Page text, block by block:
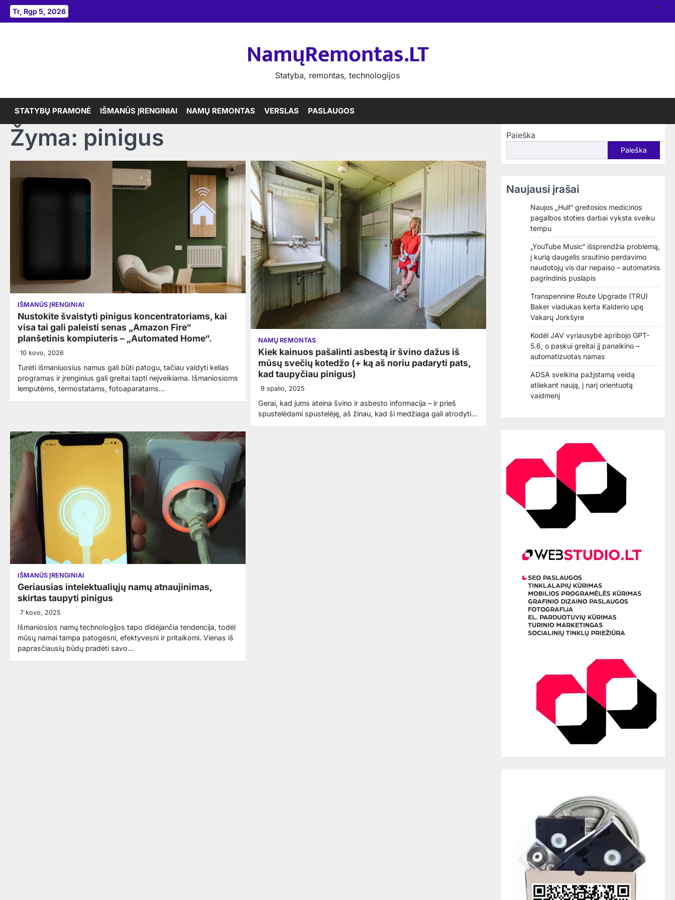
Skip
Tr, Rgp 5, 2026
NamųRemontas.LT
Statyba, remontas, technologijos
STATYBŲ PRAMONĖ IŠMANŪS ĮRENGINIAI NAMŲ REMONTAS VERSLAS PASLAUGOS
Žyma: pinigus
IŠMANŪS ĮRENGINIAI
Nustokite švaistyti pinigus koncentratoriams, kai
visa tai gali paleisti senas „Amazon Fire“
planšetinis kompiuteris – „Automated Home“.
10 kovo, 2026
Turėti išmaniuosius namus gali būti patogu, tačiau valdyti kelias
programas ir įrenginius gali greitai tapti neįveikiama. Išmaniosioms
lemputėms, termostatams, fotoaparatams…
NAMŲ REMONTAS
Kiek kainuos pašalinti asbestą ir švino dažus iš
mūsų svečių kotedžo (+ ką aš noriu padaryti pats,
kad taupyčiau pinigus)
9 spalio, 2025
Gerai, kad jums ateina švino ir asbesto informacija – ir prieš
spustelėdami spustelėję, aš žinau, kad ši medžiaga gali atrodyti…
IŠMANŪS ĮRENGINIAI
Geriausias intelektualiųjų namų atnaujinimas,
skirtas taupyti pinigus
7 kovo, 2025
Išmaniosios namų technologijos tapo didėjančia tendencija, todėl
mūsų namai tampa patogesni, efektyvesni ir pritaikomi. Vienas iš
paprasčiausių būdų pradėti savo…
Paieška
Paieška
Naujausi įrašai
Naujos „Hull“ greitosios medicinos
pagalbos stoties darbai vyksta sveiku
tempu
„YouTube Music“ išsprendžia problemą,
į kurią daugelis srautinio perdavimo
naudotojų vis dar nepaiso – automatinis
pagrindinis puslapis
Transpennine Route Upgrade (TRU)
Baker viadukas kerta Kalderio upę
Vakarų Jorkšyre
Kodėl JAV vyriausybė apribojo GPT-
5.6, o paskui greitai jį panaikino –
automatizuotas namas
ADSA sveikina pažįstamą veidą
atliekant naują, į narį orientuotą
vaidmenį